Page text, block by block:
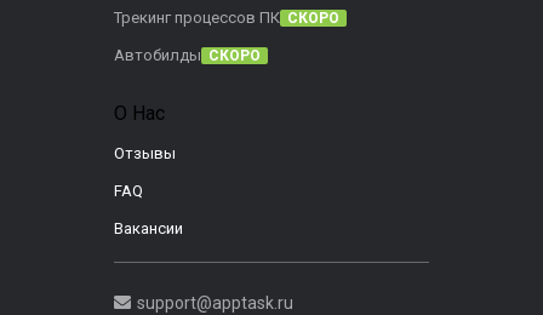
Трекинг процессов ПК СКОРО
Автобилды СКОРО
О Нас
Отзывы
FAQ
Вакансии
support@apptask.ru